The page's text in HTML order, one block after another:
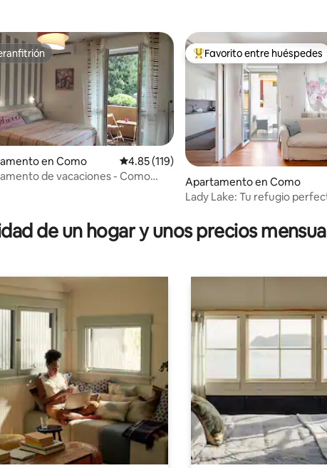
4.9 de 5, 20 reseñas
en Como Calificación promedio: 4.85 de 5, 119
4.85 (119)
de vacaciones - Como
Favorito entre huéspedes
Favorito entre huéspedes
Apartamento en Como
Lady Lake: Tu refugio
de un hogar y unos precios